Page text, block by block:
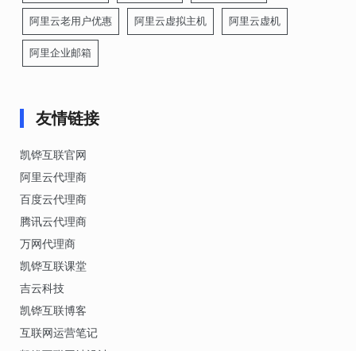
阿里云老用户优惠 阿里云虚拟主机 阿里云虚机
阿里企业邮箱
友情链接
凯铧互联官网
阿里云代理商
百度云代理商
腾讯云代理商
万网代理商
凯铧互联课堂
吉云科技
凯铧互联博客
互联网运营笔记